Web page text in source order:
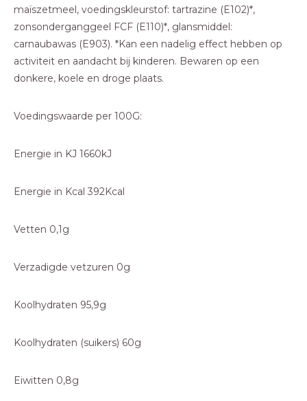
maïszetmeel, voedingskleurstof: tartrazine (E102)*,
zonsonderganggeel FCF (E110)*, glansmiddel:
carnaubawas (E903). *Kan een nadelig effect hebben op
activiteit en aandacht bij kinderen. Bewaren op een
donkere, koele en droge plaats.
Voedingswaarde per 100G:
Energie in KJ 1660kJ
Energie in Kcal 392Kcal
Vetten 0,1g
Verzadigde vetzuren 0g
Koolhydraten 95,9g
Koolhydraten (suikers) 60g
Eiwitten 0,8g